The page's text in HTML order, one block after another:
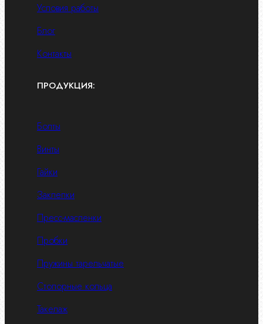
Условия работы
Блог
Контакты
ПРОДУКЦИЯ:
Болты
Винты
Гайки
Заклепки
Пресс-масленки
Пробки
Пружины тарельчатые
Стопорные кольца
Такелаж